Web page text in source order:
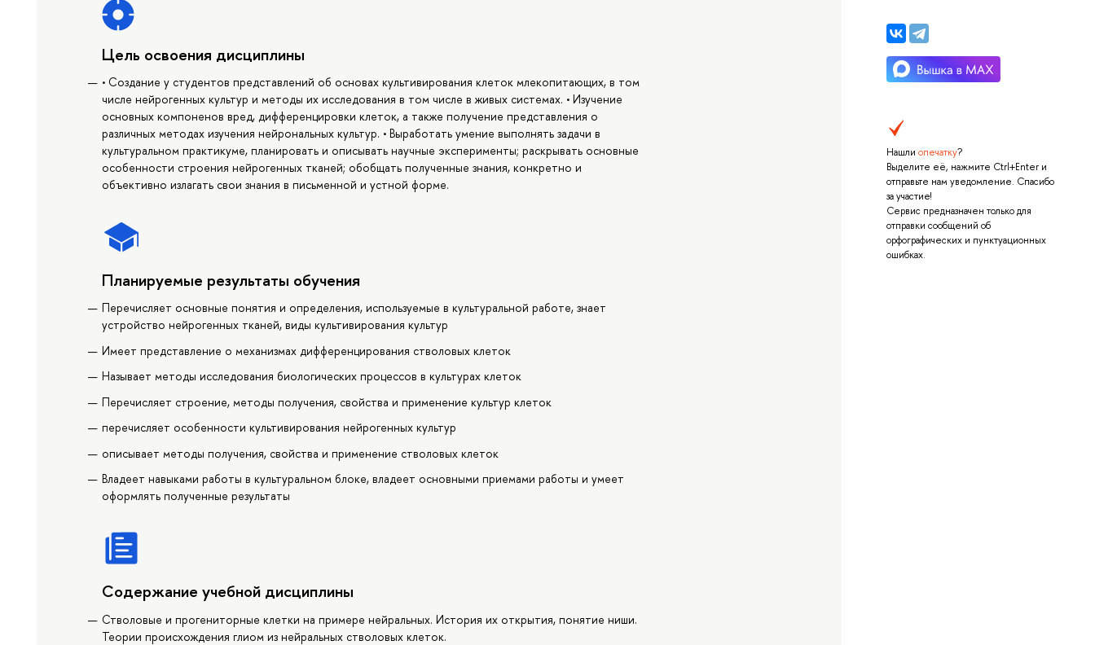
Нашли опечатку?
Выделите её, нажмите Ctrl+Enter и
отправьте нам уведомление. Спасибо
за участие!
Сервис предназначен только для
отправки сообщений об
орфографических и пунктуационных
ошибках.
Цель освоения дисциплины
• Создание у студентов представлений об основах культивирования клеток млекопитающих, в том
числе нейрогенных культур и методы их исследования в том числе в живых системах. • Изучение
основных компоненов вред, дифференцировки клеток, а также получение представления о
различных методах изучения нейрональных культур. • Выработать умение выполнять задачи в
культуральном практикуме, планировать и описывать научные эксперименты; раскрывать основные
особенности строения нейрогенных тканей; обобщать полученные знания, конкретно и
объективно излагать свои знания в письменной и устной форме.
Планируемые результаты обучения
Перечисляет основные понятия и определения, используемые в культуральной работе, знает
устройство нейрогенных тканей, виды культивирования культур
Имеет представление о механизмах дифференцирования стволовых клеток
Называет методы исследования биологических процессов в культурах клеток
Перечисляет строение, методы получения, свойства и применение культур клеток
перечисляет особенности культивирования нейрогенных культур
описывает методы получения, свойства и применение стволовых клеток
Владеет навыками работы в культуральном блоке, владеет основными приемами работы и умеет
оформлять полученные результаты
Содержание учебной дисциплины
Стволовые и прогениторные клетки на примере нейральных. История их открытия, понятие ниши.
Теории происхождения глиом из нейральных стволовых клеток.